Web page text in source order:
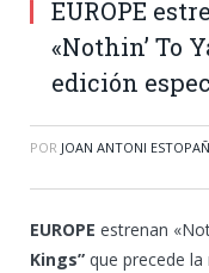
EUROPE
«Nothin’ To
edición
POR JOAN ANTONI
EUROPE estrenan
Kings” que precede